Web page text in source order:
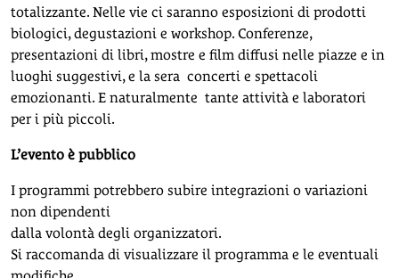
totalizzante. Nelle vie ci saranno esposizioni di prodotti
biologici, degustazioni e workshop. Conferenze,
presentazioni di libri, mostre e film diffusi nelle piazze e in
luoghi suggestivi, e la sera concerti e spettacoli
emozionanti. E naturalmente tante attività e laboratori
per i più piccoli.
L’evento è pubblico
I programmi potrebbero subire integrazioni o variazioni
non dipendenti
dalla volontà degli organizzatori.
Si raccomanda di visualizzare il programma e le eventuali